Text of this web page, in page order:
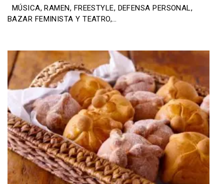
MÚSICA, RAMEN, FREESTYLE, DEFENSA PERSONAL,
BAZAR FEMINISTA Y TEATRO,…